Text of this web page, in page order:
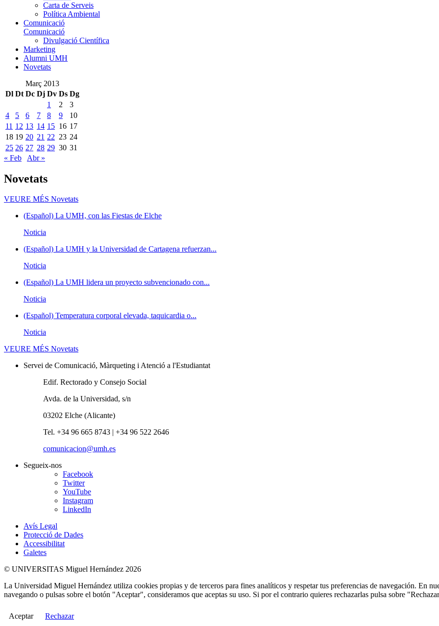
Carta de Serveis
Política Ambiental
Comunicació
Comunicació
Divulgació Científica
Marketing
Alumni UMH
Novetats
Març 2013
Dl Dt Dc Dj Dv Ds Dg
1
2
3
4
5 6 7 8 9
10
11 12 13 14 15 16 17
18 19 20 21 22 23 24
25 26 27 28 29 30 31
« Feb
Abr »
Novetats
VEURE MÉS Novetats
(Español) La UMH, con las Fiestas de Elche
Noticia
(Español) La UMH y la Universidad de Cartagena refuerzan...
Noticia
(Español) La UMH lidera un proyecto subvencionado con...
Noticia
(Español) Temperatura corporal elevada, taquicardia o...
Noticia
VEURE MÉS Novetats
Servei de Comunicació, Màrqueting i Atenció a l'Estudiantat
Edif. Rectorado y Consejo Social
Avda. de la Universidad, s/n
03202 Elche (Alicante)
Tel. +34 96 665 8743 | +34 96 522 2646
comunicacion@umh.es
Segueix-nos
Facebook
Twitter
YouTube
Instagram
LinkedIn
Avís Legal
Protecció de Dades
Accessibilitat
Galetes
© UNIVERSITAS Miguel Hernández 2026
La Universidad Miguel Hernández utiliza cookies propias y de terceros para fines analíticos y respetar tus preferencias de navegación. En
navegando o pulsas sobre el botón "Aceptar", consideramos que aceptas su uso. Si por el contrario quieres rechazarlas pulsa sobre
Aceptar Rechazar